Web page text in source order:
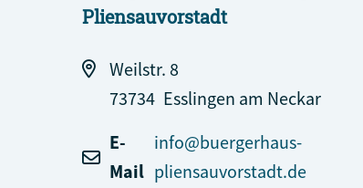
Pliensauvorstadt
Weilstr. 8
73734 Esslingen am Neckar
E-
Mail
info@buergerhaus-
pliensauvorstadt.de